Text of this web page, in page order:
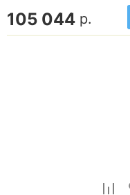
105 044 р.